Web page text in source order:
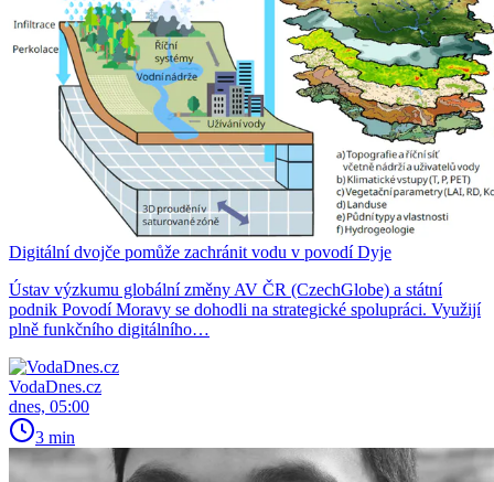
Digitální dvojče pomůže zachránit vodu v povodí Dyje
Ústav výzkumu globální změny AV ČR (CzechGlobe) a státní
podnik Povodí Moravy se dohodli na strategické spolupráci. Využijí
plně funkčního digitálního…
VodaDnes.cz
dnes, 05:00
3 min